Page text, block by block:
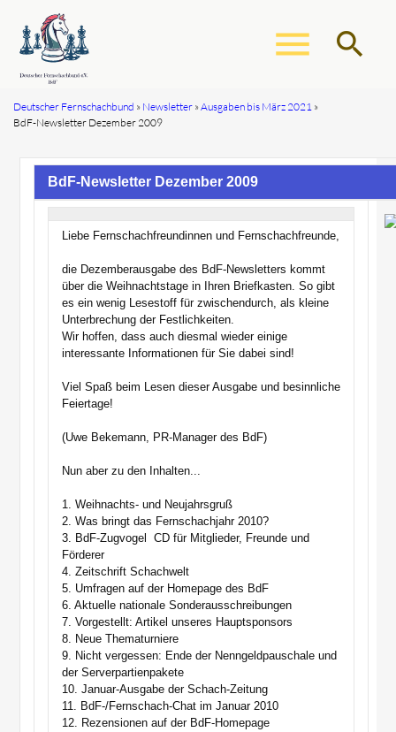
menu search
Deutscher Fernschachbund Newsletter Ausgaben bis März 2021
BdF-Newsletter Dezember 2009
BdF-Newsletter Dezember 2009
Liebe Fernschachfreundinnen und Fernschachfreunde,
die Dezemberausgabe des BdF-Newsletters kommt
über die Weihnachtstage in Ihren Briefkasten. So gibt
es ein wenig Lesestoff für zwischendurch, als kleine
Unterbrechung der Festlichkeiten.
Wir hoffen, dass auch diesmal wieder einige
interessante Informationen für Sie dabei sind!
Viel Spaß beim Lesen dieser Ausgabe und besinnliche
Feiertage!
(Uwe Bekemann, PR-Manager des BdF)
Nun aber zu den Inhalten...
1. Weihnachts- und Neujahrsgruß
2. Was bringt das Fernschachjahr 2010?
3. BdF-Zugvogel  CD für Mitglieder, Freunde und
Förderer
4. Zeitschrift Schachwelt
5. Umfragen auf der Homepage des BdF
6. Aktuelle nationale Sonderausschreibungen
7. Vorgestellt: Artikel unseres Hauptsponsors
8. Neue Thematurniere
9. Nicht vergessen: Ende der Nenngeldpauschale und
der Serverpartienpakete
10. Januar-Ausgabe der Schach-Zeitung
11. BdF-/Fernschach-Chat im Januar 2010
12. Rezensionen auf der BdF-Homepage